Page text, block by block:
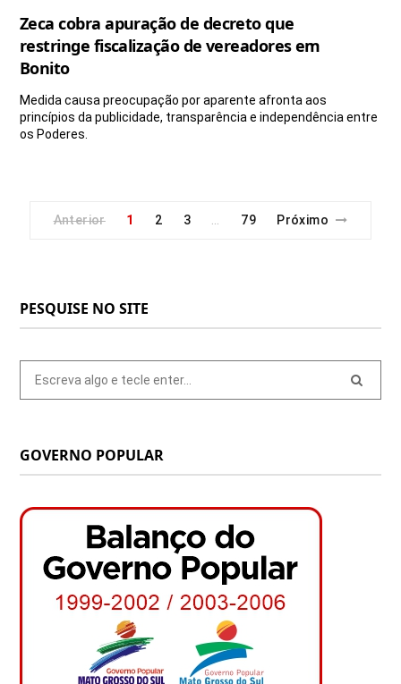
Zeca cobra apuração de decreto que
restringe fiscalização de vereadores em
Bonito
Medida causa preocupação por aparente afronta aos
princípios da publicidade, transparência e independência entre
os Poderes.
Anterior 1 2 3 … 79 Próximo
PESQUISE NO SITE
GOVERNO POPULAR